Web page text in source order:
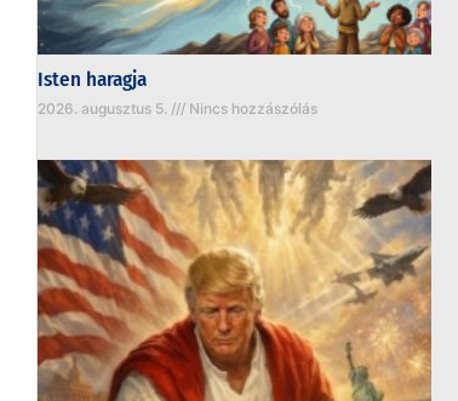
Isten haragja
2026. augusztus 5. Nincs hozzászólás